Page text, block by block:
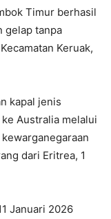
Timur berhasil
gelap tanpa
Keruak,
kapal jenis
Australia melalui
dari Eritrea, 1
Januari 2026